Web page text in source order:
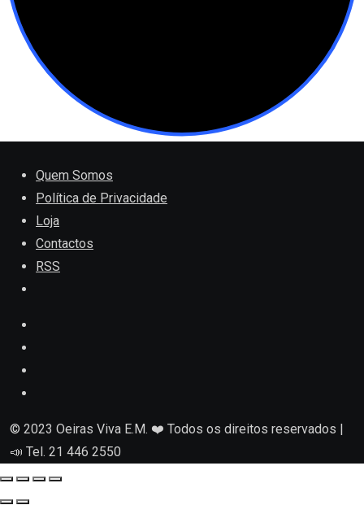
Quem Somos
Política de Privacidade
Loja
Contactos
RSS
© 2023 Oeiras Viva E.M. ❤️ Todos os direitos reservados |
📣 Tel. 21 446 2550